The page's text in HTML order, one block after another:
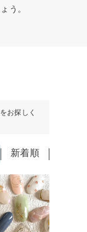
う。
お探しく
新着順